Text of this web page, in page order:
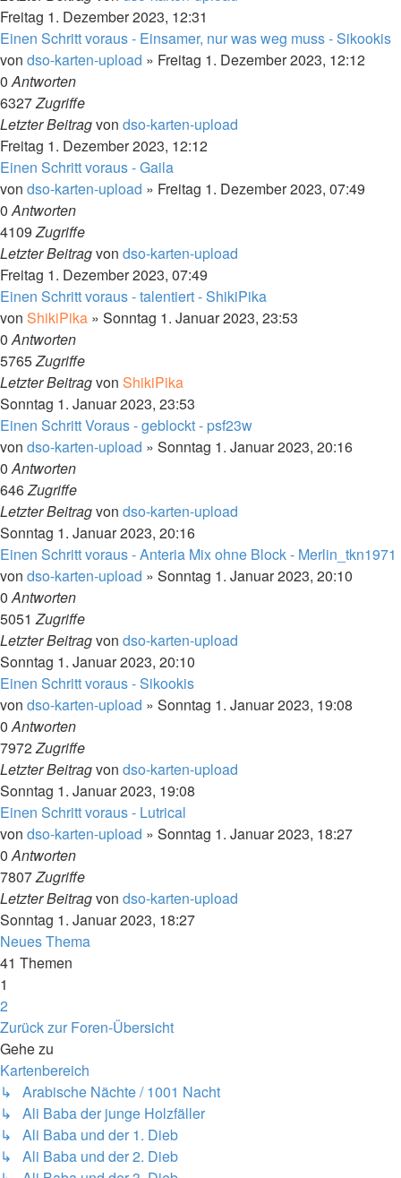
Freitag 1. Dezember 2023, 12:31
Einen Schritt voraus - Einsamer, nur was weg muss - Sikookis
von dso-karten-upload » Freitag 1. Dezember 2023, 12:12
0Antworten
6327Zugriffe
Letzter Beitragvon dso-karten-upload
Freitag 1. Dezember 2023, 12:12
Einen Schritt voraus - Gaila
von dso-karten-upload » Freitag 1. Dezember 2023, 07:49
0Antworten
4109Zugriffe
Letzter Beitragvon dso-karten-upload
Freitag 1. Dezember 2023, 07:49
Einen Schritt voraus - talentiert - ShikiPika
von ShikiPika » Sonntag 1. Januar 2023, 23:53
0Antworten
5765Zugriffe
Letzter Beitragvon ShikiPika
Sonntag 1. Januar 2023, 23:53
Einen Schritt Voraus - geblockt - psf23w
von dso-karten-upload » Sonntag 1. Januar 2023, 20:16
0Antworten
646Zugriffe
Letzter Beitragvon dso-karten-upload
Sonntag 1. Januar 2023, 20:16
Einen Schritt voraus - Anteria Mix ohne Block - Merlin_tkn1971
von dso-karten-upload » Sonntag 1. Januar 2023, 20:10
0Antworten
5051Zugriffe
Letzter Beitragvon dso-karten-upload
Sonntag 1. Januar 2023, 20:10
Einen Schritt voraus - Sikookis
von dso-karten-upload » Sonntag 1. Januar 2023, 19:08
0Antworten
7972Zugriffe
Letzter Beitragvon dso-karten-upload
Sonntag 1. Januar 2023, 19:08
Einen Schritt voraus - Lutrical
von dso-karten-upload » Sonntag 1. Januar 2023, 18:27
0Antworten
7807Zugriffe
Letzter Beitragvon dso-karten-upload
Sonntag 1. Januar 2023, 18:27
Neues Thema
41 Themen
1
2
Nächste
Zurück zur Foren-Übersicht
Gehe zu
Kartenbereich
↳ Arabische Nächte / 1001 Nacht
↳ Ali Baba der junge Holzfäller
↳ Ali Baba und der 1. Dieb
↳ Ali Baba und der 2. Dieb